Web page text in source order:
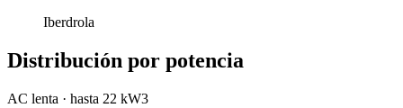
Iberdrola
Distribución por potencia
AC lenta · hasta 22 kW3